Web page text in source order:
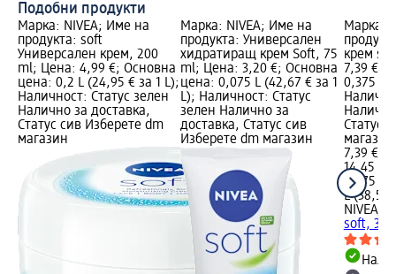
Подобни продукти
Марка: NIVEA; Име на
продукта: soft
Универсален крем, 200
ml; Цена: 4,99 €; Основна
цена: 0,2 L (24,95 € за 1 L);
Наличност: Статус зелен
Налично за доставка,
Статус сив Изберете dm
магазин
Марка: NIVEA; Име на
продукта: Универсален
хидратиращ крем Soft, 75
ml; Цена: 3,20 €; Основна
цена: 0,075 L (42,67 € за 1
L); Наличност: Статус
зелен Налично за
доставка, Статус сив
Изберете dm магазин
Марка:
крем
7,39 €;
0,375 L
Статус
магазин
7,39 €
14,45 лв.
0,375 L
L (38,55
NIVEA
soft,